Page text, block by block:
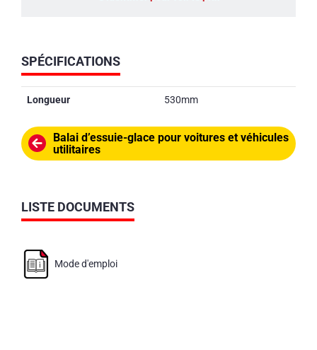
SPÉCIFICATIONS
Longueur 530mm
Balai d’essuie-glace pour voitures et véhicules
utilitaires
LISTE DOCUMENTS
Mode d'emploi